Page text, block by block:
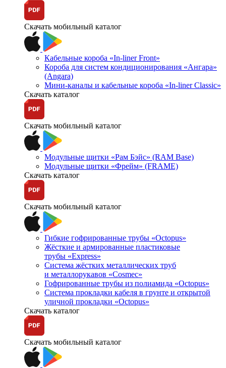
Скачать мобильный каталог
Кабельные короба «In-liner Front»
Короба для систем кондиционирования «Ангара»
(Angara)
Мини-каналы и кабельные короба «In-liner Classic»
Скачать каталог
Скачать мобильный каталог
Модульные щитки «Рам Бэйс» (RAM Base)
Модульные щитки «Фрейм» (FRAME)
Скачать каталог
Скачать мобильный каталог
Гибкие гофрированные трубы «Octopus»
Жёсткие и армированные пластиковые
трубы «Express»
Система жёстких металлических труб
и металлорукавов «Cosmec»
Гофрированные трубы из полиамида «Octopus»
Система прокладки кабеля в грунте и открытой
уличной прокладки «Octopus»
Скачать каталог
Скачать мобильный каталог